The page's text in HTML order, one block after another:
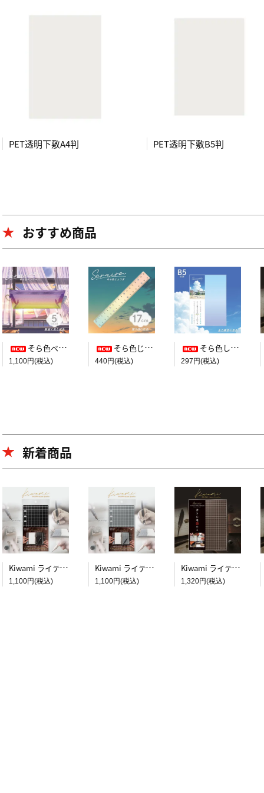
PET透明下敷A4判 PET透明下敷B5判
おすすめ商品
そら色ペンケース【教室で見た空色】
1,100円(税込)
そら色じょうぎ【帰り道の空色】
440円(税込)
そら色したじき B5判【全力疾走の空色】
297円(税込)
新着商品
Kiwami ライティングマット下敷 システム手帳バイブルサイズ【黒】
1,100円(税込)
Kiwami ライティングマット下敷 システム手帳バイブルサイズ【月影】
1,100円(税込)
Kiwami ライティングマット下敷 A4+【ブラウン&キャメル】
1,320円(税込)